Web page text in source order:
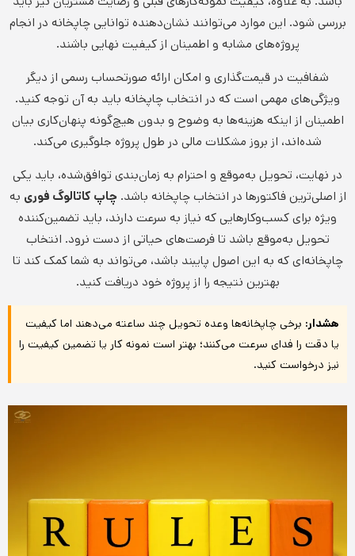
بررسی شود. این موارد می‌توانند نشان‌دهنده توانایی چاپخانه در انجام
پروژه‌های مشابه و اطمینان از کیفیت نهایی باشند.
شفافیت در قیمت‌گذاری و امکان ارائه صورتحساب رسمی از دیگر
ویژگی‌های مهمی است که در انتخاب چاپخانه باید به آن توجه کنید.
اطمینان از اینکه هزینه‌ها به وضوح و بدون هیچ‌گونه پنهان‌کاری بیان
شده‌اند، از بروز مشکلات مالی در طول پروژه جلوگیری می‌کند.
در نهایت، تحویل به‌موقع و احترام به زمان‌بندی توافق‌شده، باید یکی
از اصلی‌ترین فاکتورها در انتخاب چاپخانه باشد.چاپ کاتالوگ فوری به
ویژه برای کسب‌وکارهایی که نیاز به سرعت دارند، باید تضمین‌کننده
تحویل به‌موقع باشد تا فرصت‌های حیاتی از دست نرود. انتخاب
چاپخانه‌ای که به این اصول پایبند باشد، می‌تواند به شما کمک کند تا
بهترین نتیجه را از پروژه خود دریافت کنید.
هشدار: برخی چاپخانه‌ها وعده تحویل چند ساعته می‌دهند اما کیفیت
یا دقت را فدای سرعت می‌کنند؛ بهتر است نمونه کار یا تضمین کیفیت را
نیز درخواست کنید.